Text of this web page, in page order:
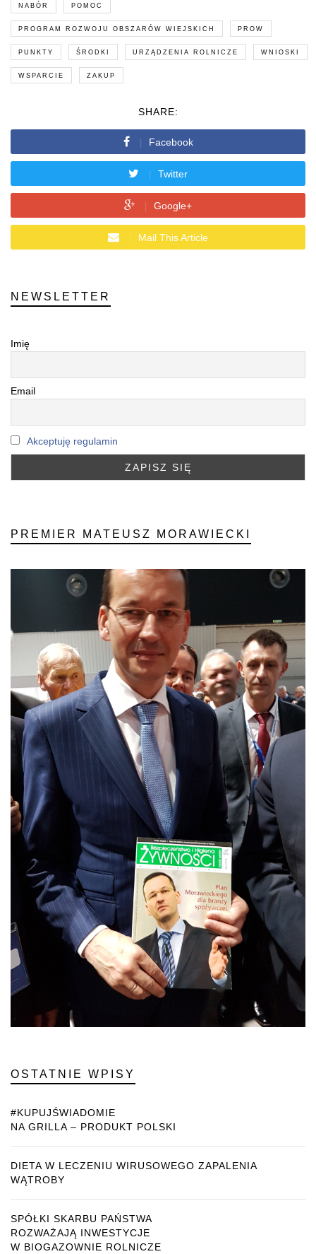
NABÓR POMOC
PROGRAM ROZWOJU OBSZARÓW WIEJSKICH PROW
PUNKTY ŚRODKI URZĄDZENIA ROLNICZE WNIOSKI
WSPARCIE ZAKUP
SHARE:
Facebook
Twitter
Google+
Mail This Article
NEWSLETTER
Imię
Email
Akceptuję regulamin
PREMIER MATEUSZ MORAWIECKI
OSTATNIE WPISY
#KUPUJŚWIADOMIE
NA GRILLA – PRODUKT POLSKI
DIETA W LECZENIU WIRUSOWEGO ZAPALENIA
WĄTROBY
SPÓŁKI SKARBU PAŃSTWA
ROZWAŻAJĄ INWESTYCJE
W BIOGAZOWNIE ROLNICZE